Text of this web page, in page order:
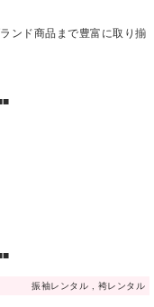
ンド商品まで豊富に取り揃
振袖レンタル 袴レンタル